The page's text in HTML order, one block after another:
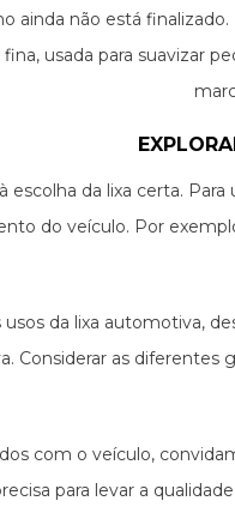
ainda não está
usada para suavizar
escolha da lixa certa.
do veículo. Por
da lixa automotiva,
Considerar as diferentes
com o veículo,
para levar a